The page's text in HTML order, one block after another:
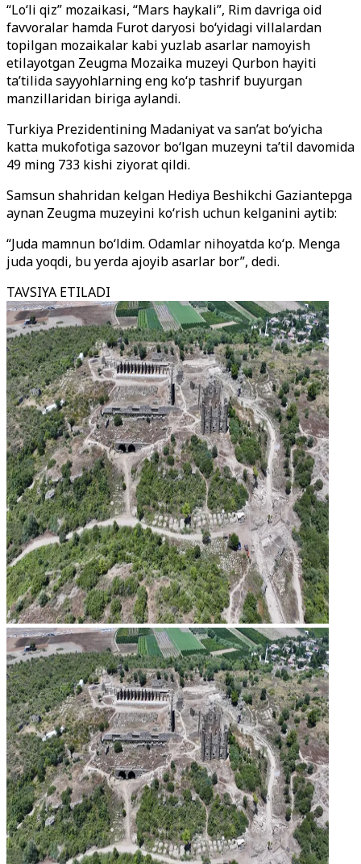
“Lo‘li qiz” mozaikasi, “Mars haykali”, Rim davriga oid
favvoralar hamda Furot daryosi bo‘yidagi villalardan
topilgan mozaikalar kabi yuzlab asarlar namoyish
etilayotgan Zeugma Mozaika muzeyi Qurbon hayiti
ta’tilida sayyohlarning eng ko‘p tashrif buyurgan
manzillaridan biriga aylandi.
Turkiya Prezidentining Madaniyat va san’at bo‘yicha
katta mukofotiga sazovor bo‘lgan muzeyni ta’til davomida
49 ming 733 kishi ziyorat qildi.
Samsun shahridan kelgan Hediya Beshikchi Gaziantepga
aynan Zeugma muzeyini ko‘rish uchun kelganini aytib:
“Juda mamnun bo‘ldim. Odamlar nihoyatda ko‘p. Menga
juda yoqdi, bu yerda ajoyib asarlar bor”, dedi.
TAVSIYA ETILADI